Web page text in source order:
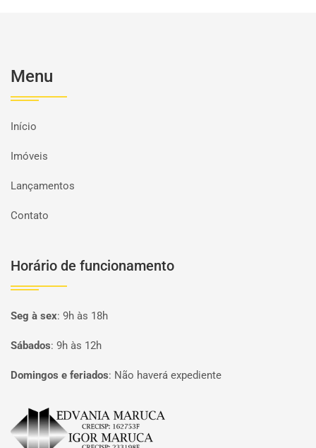
Menu
Início
Imóveis
Lançamentos
Contato
Horário de funcionamento
Seg à sex: 9h às 18h
Sábados: 9h às 12h
Domingos e feriados: Não haverá expediente
Página inicial